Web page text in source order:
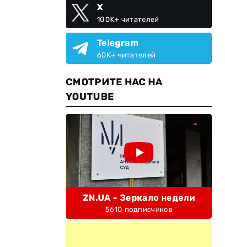
X
100K+ читателей
Telegram
60K+ читателей
СМОТРИТЕ НАС НА
YOUTUBE
ZN.UA - Зеркало недели
5610 подписчиков